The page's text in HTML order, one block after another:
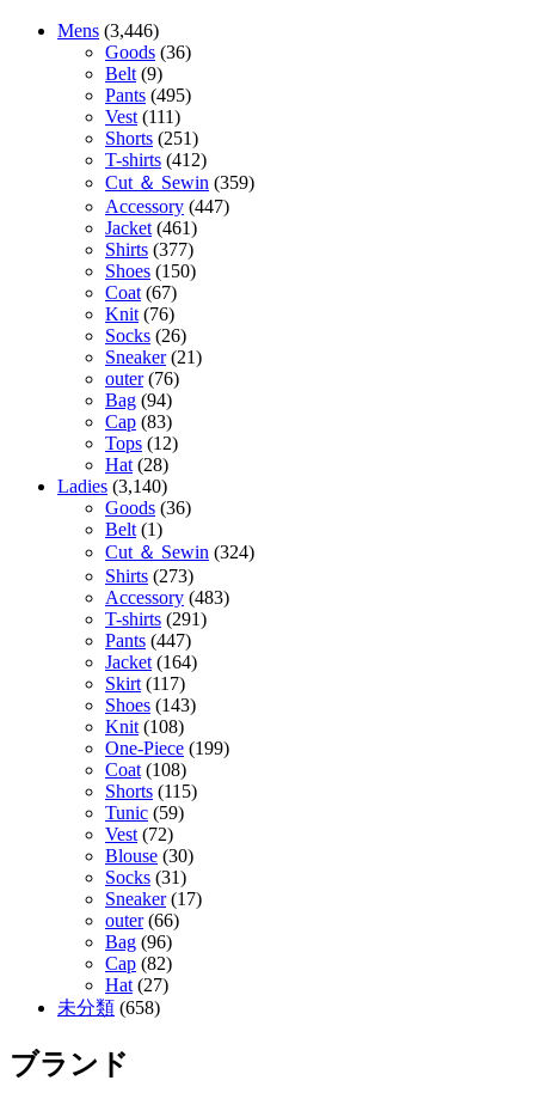
Mens (3,446)
Goods (36)
Belt (9)
Pants (495)
Vest (111)
Shorts (251)
T-shirts (412)
Cut ＆ Sewin (359)
Accessory (447)
Jacket (461)
Shirts (377)
Shoes (150)
Coat (67)
Knit (76)
Socks (26)
Sneaker(21)
outer(76)
Bag (94)
Cap (83)
Tops (12)
Hat (28)
Ladies (3,140)
Goods (36)
Belt (1)
Cut ＆ Sewin (324)
Shirts (273)
Accessory (483)
T-shirts (291)
Pants (447)
Jacket (164)
Skirt (117)
Shoes (143)
Knit (108)
One-Piece (199)
Coat (108)
Shorts (115)
Tunic (59)
Vest (72)
Blouse (30)
Socks (31)
Sneaker(17)
outer(66)
Bag (96)
Cap (82)
Hat (27)
未分類 (658)
ブランド